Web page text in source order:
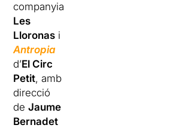
companyia
Les
Lloronas i
Antropia
d’El Circ
Petit, amb
direcció
deJaume
Bernadet